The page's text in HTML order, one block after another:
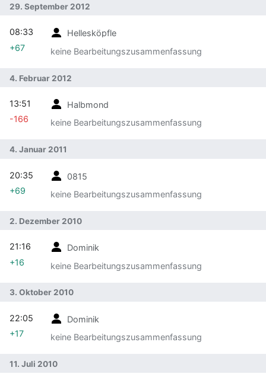
29. September 2012
Hellesköpfle
keine Bearbeitungszusammenfassung
08:33
+67
4. Februar 2012
Halbmond
keine Bearbeitungszusammenfassung
13:51
-166
4. Januar 2011
0815
keine Bearbeitungszusammenfassung
20:35
+69
2. Dezember 2010
Dominik
keine Bearbeitungszusammenfassung
21:16
+16
3. Oktober 2010
Dominik
keine Bearbeitungszusammenfassung
22:05
+17
11. Juli 2010